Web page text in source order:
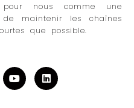
nous comme une
maintenir les chaînes
que possible.